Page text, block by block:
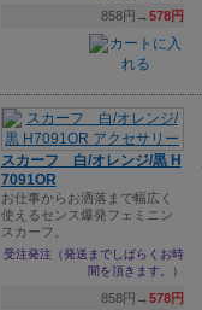
858円→578円
スカーフ 白/オレンジ/黒 H
7091OR
お仕事からお洒落まで幅広く
使えるセンス爆発フェミニン
スカーフ。
受注発注（発送までしばらくお時
間を頂きます。）
858円→578円